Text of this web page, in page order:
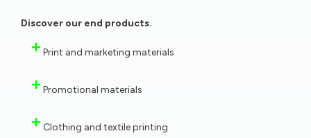
Discover our end products.
Print and marketing materials
Promotional materials
Clothing and textile printing